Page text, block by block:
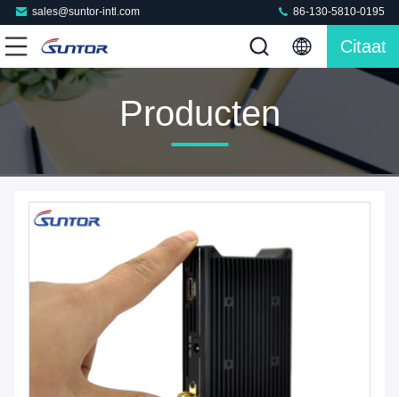
sales@suntor-intl.com 86-130-5810-0195
Citaat
Producten